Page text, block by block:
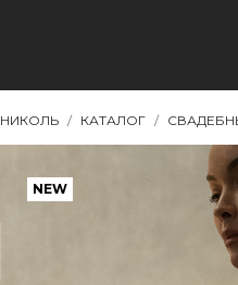
НИКОЛЬ КАТАЛОГ
NEW
NEW